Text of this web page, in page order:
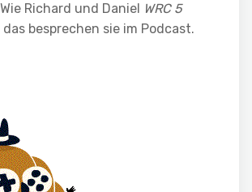
Richard und Daniel WRC 5
besprechen sie im Podcast.